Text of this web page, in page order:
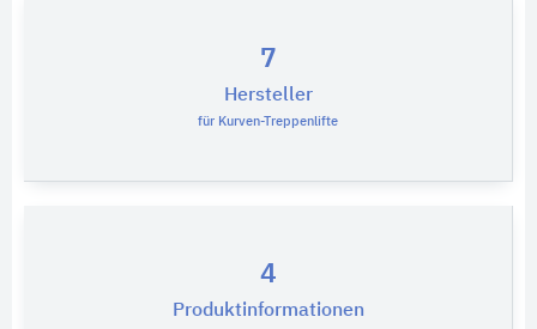
7
Hersteller
für Kurven-Treppenlifte
4
Produktinformationen